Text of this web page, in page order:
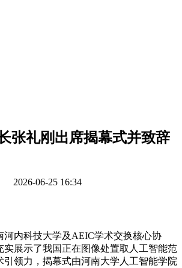
张礼刚出席揭幕式并致辞
2026-06-25 16:34
内科技大学及AEIC学术交换核心协
实展示了我国正在图像处置取人工智能范
引领力，揭幕式由河南大学人工智能学院